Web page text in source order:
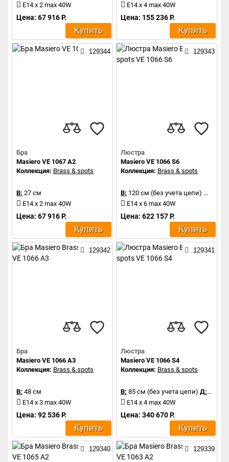
E14 x 2 max 40W
Цена: 67 916 Р.
Купить
E14 x 4 max 40W
Цена: 155 236 Р.
Купить
129344
Бра
Masiero VE 1067 A2
Коллекция: Brass & spots
В: 27 см
E14 x 2 max 40W
Цена: 67 916 Р.
Купить
129343
Люстра
Masiero VE 1066 S6
Коллекция: Brass & spots
В: 120 см (без учета цепи) Д:
E14 x 6 max 40W
Цена: 622 157 Р.
Купить
129342
Бра
Masiero VE 1066 A3
Коллекция: Brass & spots
В: 48 см
E14 x 3 max 40W
Цена: 92 536 Р.
Купить
129341
Люстра
Masiero VE 1066 S4
Коллекция: Brass & spots
В: 85 см (без учета цепи) Д:44 см
E14 x 4 max 40W
Цена: 340 670 Р.
Купить
129340 129339